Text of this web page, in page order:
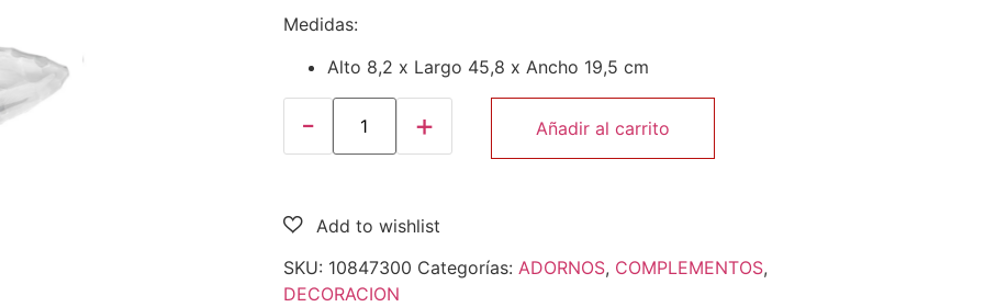
Medidas:
Alto 8,2 x Largo 45,8 x Ancho 19,5 cm
Añadir al carrito
SKU: 10847300 Categorías: ADORNOS, COMPLEMENTOS,
DECORACION